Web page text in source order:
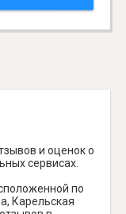
и оценок о
сервисах.
по
Карельская